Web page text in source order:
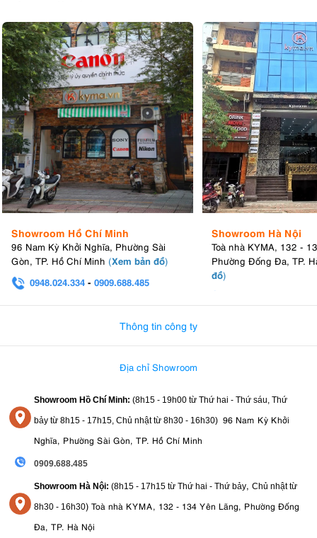
Showroom Hồ Chí Minh
96 Nam Kỳ Khởi Nghĩa, Phường Sài
Gòn, TP. Hồ Chí Minh (Xem bản đồ)
0948.024.334 - 0909.688.485
Showroom Hà Nội
Toà nhà KYMA, 132 -
Phường Đống Đa, TP.
đồ)
Thông tin công ty
Địa chỉ Showroom
Showroom Hồ Chí Minh: (8h15 - 19h00 từ Thứ hai - Thứ sáu, Thứ
bảy từ 8h15 - 17h15, Chủ nhật từ 8h30 - 16h30) 96 Nam Kỳ Khởi
Nghĩa, Phường Sài Gòn, TP. Hồ Chí Minh
0909.688.485
Showroom Hà Nội: (8h15 - 17h15 từ Thứ hai - Thứ bảy, Chủ nhật từ
8h30 - 16h30) Toà nhà KYMA, 132 - 134 Yên Lãng, Phường Đống
Đa, TP. Hà Nội